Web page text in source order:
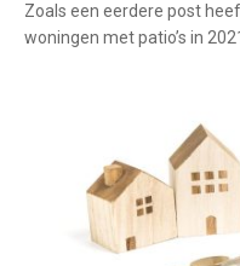
Zoals een eerdere post
woningen met patio’s in